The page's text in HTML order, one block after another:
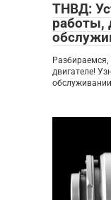
ТНВД:
работы,
двигателе!